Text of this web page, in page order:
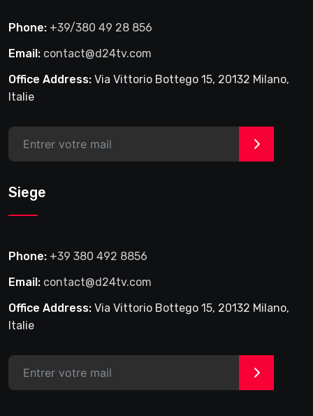
Phone: +39/380 49 28 856
Email: contact@d24tv.com
Office Address: Via Vittorio Bottego 15, 20132 Milano,
Italie
>
Siege
Phone: +39 380 492 8856
Email: contact@d24tv.com
Office Address: Via Vittorio Bottego 15, 20132 Milano,
Italie
>